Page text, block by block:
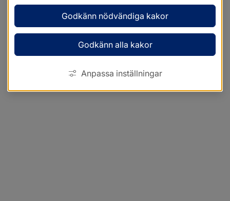
Godkänn nödvändiga kakor
Godkänn alla kakor
Anpassa inställningar